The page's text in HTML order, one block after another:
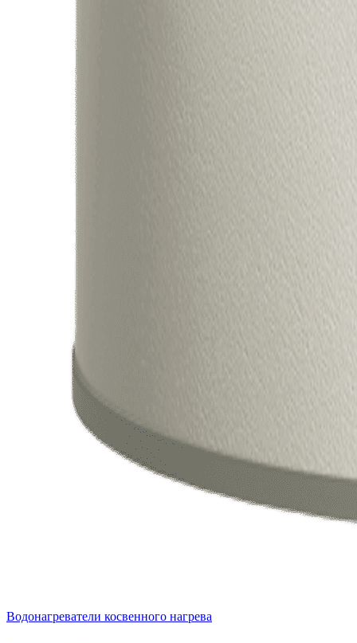
Водонагреватели косвенного нагрева